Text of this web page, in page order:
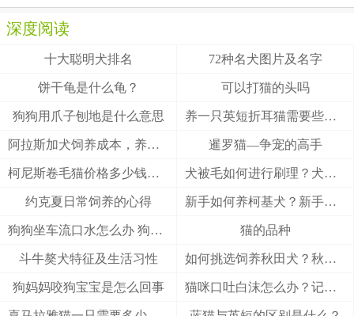
深度阅读
十大聪明犬排名 72种名犬图片及名字
饼干龟是什么龟？ 可以打猫的头吗
狗狗用爪子刨地是什么意思 养一只英短折耳猫需要些什么
阿拉斯加犬饲养成本，养阿拉斯加犬一个月要多少钱？ 暹罗猫—争宠的高手
柯尼斯卷毛猫价格多少钱？柯尼斯卷毛猫的介绍 犬被毛如何进行刷理？犬被毛刷理方法！
约克夏日常饲养的心得 新手如何养柯基犬？新手养柯基的四大要点
狗狗坐车流口水怎么办 狗狗晕车会流口水 猫的品种
斗牛獒犬特征及生活习性 如何挑选饲养秋田犬？秋田犬有什么优缺点
狗妈妈咬狗宝宝是怎么回事 猫咪口吐白沫怎么办？记住这3招能救猫一命